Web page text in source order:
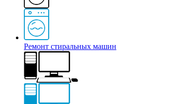
Ремонт стиральных машин